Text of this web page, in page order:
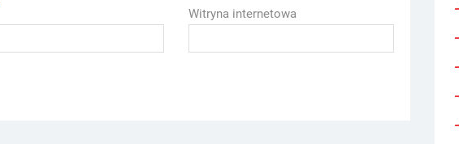
Witryna internetowa